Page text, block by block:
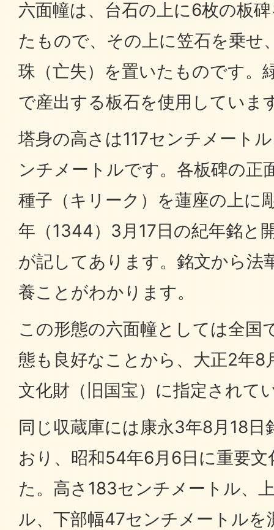
六面幢は、台石の上に6枚の板
たもので、その上に笠石を乗せ
珠（亡失）を置いたものです。
で産出する板石を使用していま
塔身の高さは117センチメート
ンチメートルです。各板碑の正
種子（キリーク）を蓮座の上に
年（1344）3月17日の紀年銘と
が記してあります。銘文から法
養ことがわかります。
この形態の六面幢としては全国
態も良好なことから、大正2年8
文化財（旧国宝）に指定されて
同じ収蔵庫には康永3年8月18
おり、昭和54年6月6日に重要
た。高さ183センチメートル、
ル、下部幅47センチメートルを